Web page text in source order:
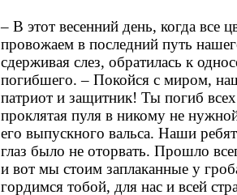
– В этот весенний день, когда все
провожаем в последний путь
сдерживая слез, обратилась к
погибшего. – Покойся с миром,
патриот и защитник! Ты погиб
проклятая пуля в никому не
его выпускного вальса. Наши
глаз было не оторвать. Прошло
и вот мы стоим заплаканные у
гордимся тобой, для нас и всей